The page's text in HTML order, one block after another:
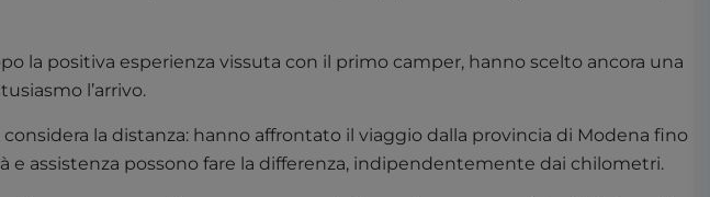
la positiva esperienza vissuta con il primo camper, hanno scelto ancora una
l’arrivo.
la distanza: hanno affrontato il viaggio dalla provincia di Modena fino
e assistenza possono fare la differenza, indipendentemente dai chilometri.